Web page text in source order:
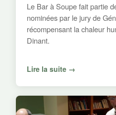
Le Bar à Soupe fait partie
nominées par le jury de
récompensant la chaleur
Dinant.
Lire la suite →